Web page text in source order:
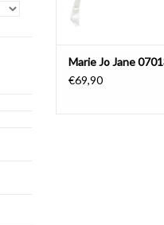
Marie Jo Jane
€69,90